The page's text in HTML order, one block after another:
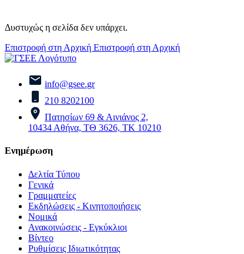
Δυστυχώς η σελίδα δεν υπάρχει.
Επιστροφή στη Αρχική Επιστροφή στη Αρχική
info@gsee.gr
210 8202100
Πατησίων 69 & Αινιάνος 2,
10434 Αθήνα, ΤΘ 3626, ΤΚ 10210
Ενημέρωση
Δελτία Τύπου
Γενικά
Γραμματείες
Εκδηλώσεις - Κινητοποιήσεις
Νομικά
Ανακοινώσεις - Εγκύκλιοι
Βίντεο
Ρυθμίσεις Ιδιωτικότητας